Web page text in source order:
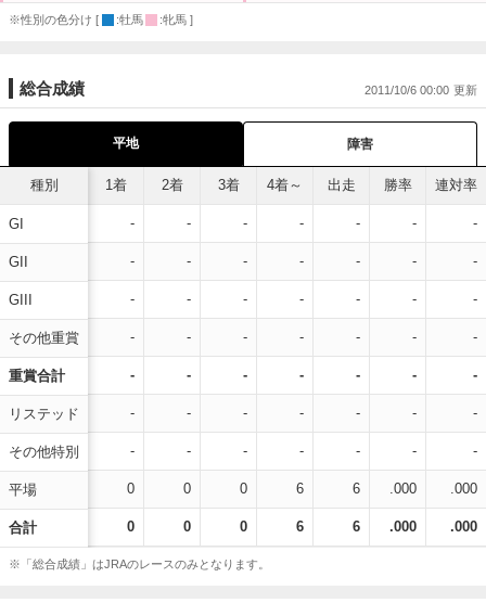
※性別の色分け [ :牡馬 :牝馬 ]
総合成績 2011/10/6 00:00
平地 障害
種別
GI
GII
GIII
その他重賞
重賞合計
リステッド
その他特別
平場
合計
1着 2着 3着 4着～ 出走 勝率 連対率
- - - - - - -
- - - - - - -
- - - - - - -
- - - - - - -
- - - - - - -
- - - - - - -
- - - - - - -
0 0 0 6 6 .000 .000
0 0 0 6 6 .000 .000
※「総合成績」はJRAのレースのみとなります。